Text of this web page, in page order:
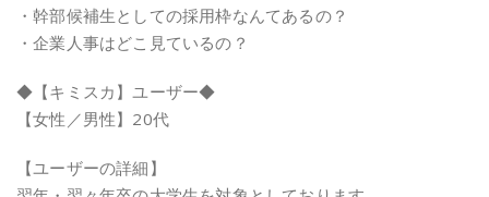
・幹部候補生としての採用枠なんてあるの？
・企業人事はどこ見ているの？
◆【キミスカ】ユーザー◆
【女性／男性】20代
【ユーザーの詳細】